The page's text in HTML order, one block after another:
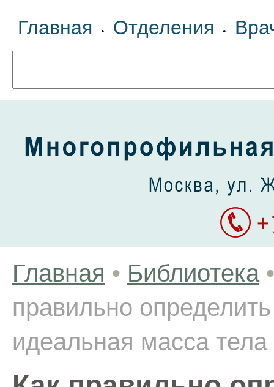
Главная • Отделения •
Главная • Библиотека •
правильно
идеальная масса тела